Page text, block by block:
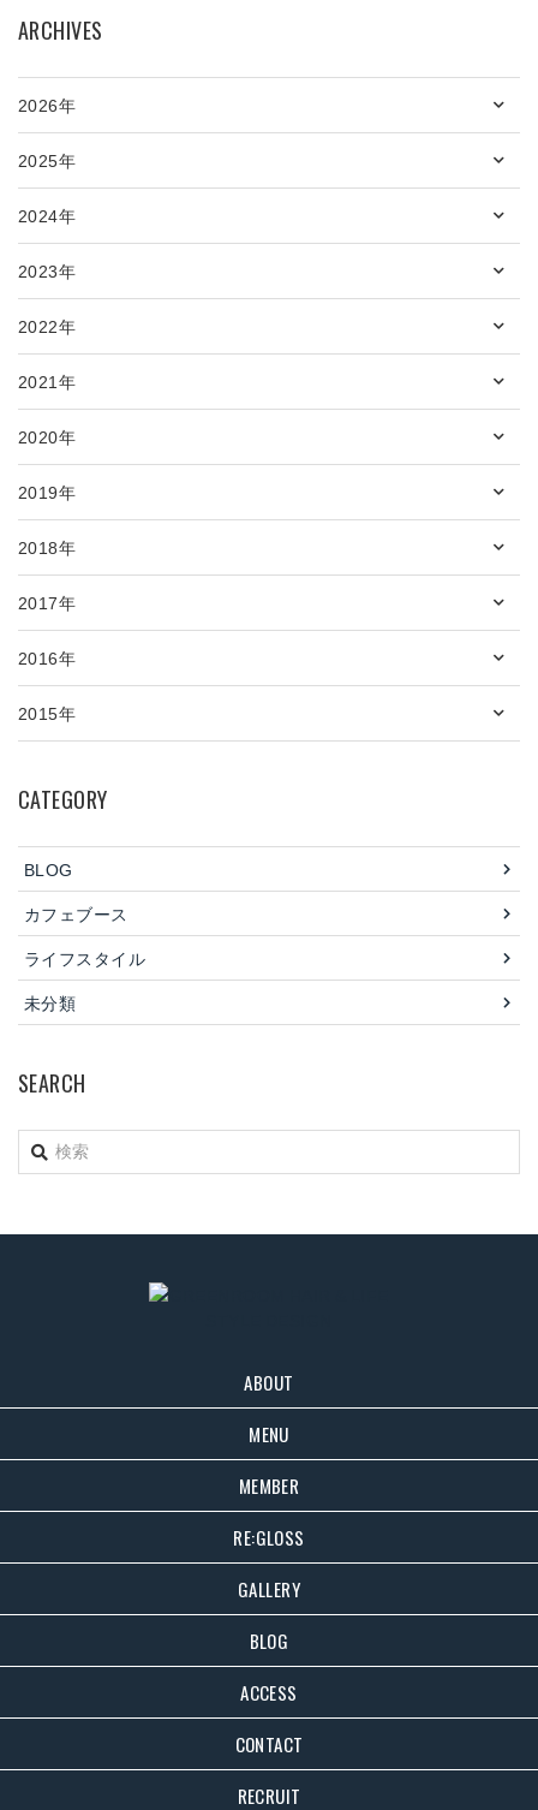
ARCHIVES
2026年
2025年
2024年
2023年
2022年
2021年
2020年
2019年
2018年
2017年
2016年
2015年
CATEGORY
BLOG
カフェブース
ライフスタイル
未分類
SEARCH
ABOUT
MENU
MEMBER
RE:GLOSS
GALLERY
BLOG
ACCESS
CONTACT
RECRUIT